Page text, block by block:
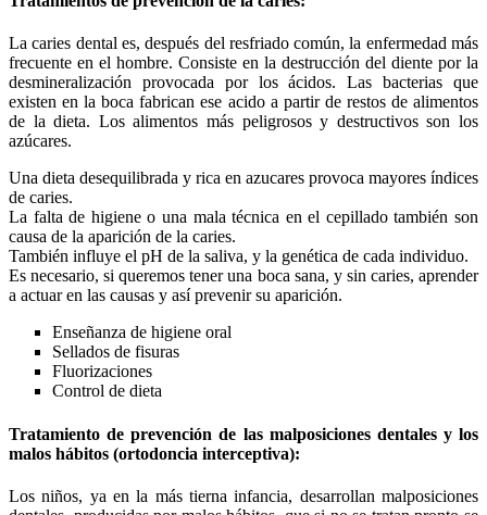
La caries dental es, después del resfriado común, la enfermedad más
frecuente en el hombre. Consiste en la destrucción del diente por la
desmineralización provocada por los ácidos. Las bacterias que
existen en la boca fabrican ese acido a partir de restos de alimentos
de la dieta. Los alimentos más peligrosos y destructivos son los
azúcares.
Una dieta desequilibrada y rica en azucares provoca mayores índices
de caries.
La falta de higiene o una mala técnica en el cepillado también son
causa de la aparición de la caries.
También influye el pH de la saliva, y la genética de cada individuo.
Es necesario, si queremos tener una boca sana, y sin caries, aprender
a actuar en las causas y así prevenir su aparición.
Enseñanza de higiene oral
Sellados de fisuras
Fluorizaciones
Control de dieta
Tratamiento de prevención de las malposiciones dentales y los
malos hábitos (ortodoncia interceptiva):
Los niños, ya en la más tierna infancia, desarrollan malposiciones